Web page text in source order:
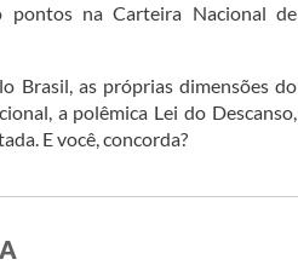
pontos na Carteira Nacional de
Brasil, as próprias dimensões do
a polêmica Lei do Descanso,
E você, concorda?